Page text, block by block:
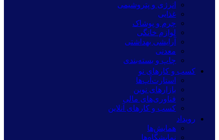
انرژی و پتروشیمی
غذایی
چرم و پوشاک
لوازم خانگی
آرایشی بهداشتی
معدنی
چاپ و بسته‌بندی
کسب و کارهای نو
استارت‌آپ‌ها
بازارهای نوین
فناوری‌های مالی
کسب و کارهای آنلاین
رویداد
همایش‌ها
نمایشگاه‌ها